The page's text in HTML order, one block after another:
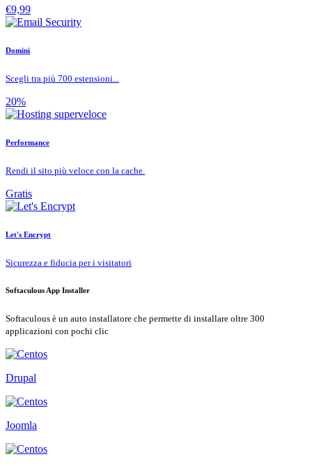
€9,99
Domini
Scegli tra più 700 estensioni...
20%
Performance
Rendi il sito più veloce con la cache.
Gratis
Let's Encrypt
Sicurezza e fiducia per i visitatori
Softaculous App Installer
Softaculous è un auto installatore che permette di installare oltre 300
applicazioni con pochi clic
Drupal
Joomla